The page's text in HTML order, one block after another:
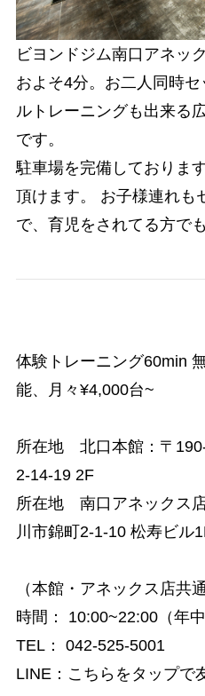
ビヨンドジム南口アネッ
およそ4分。お二人同時
ルトレーニングも出来る
です。
駐車場を完備しておりま
頂けます。 お子様連れも
で、育児をされてる方で
体験トレーニング60min
能、月々¥4,000台~
所在地 北口本館： 〒
2-14-19 2F
所在地 南口アネックス店
川市錦町2-1-10 松寿ビル
（本館・アネックス店共通
時間 ： 10:00~22:00（年中
TEL： 042-525-5001
LINE： こちらをタップで